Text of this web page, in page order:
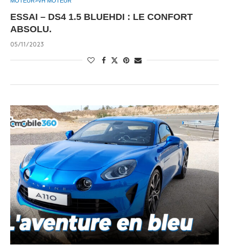
ESSAI – DS4 1.5 BLUEHDI : LE CONFORT
ABSOLU.
05/11/2023